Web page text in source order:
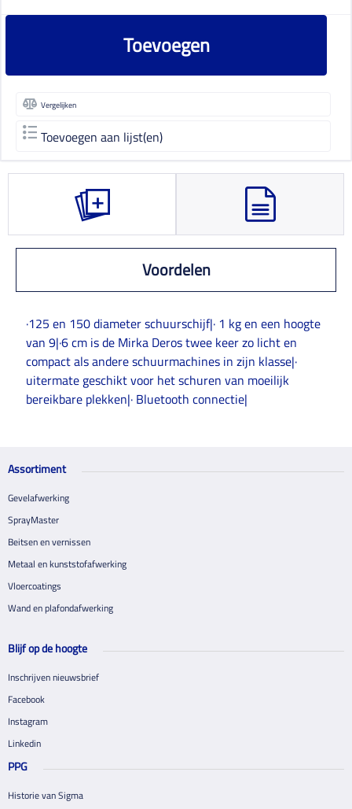
Toevoegen
Vergelijken
Toevoegen aan lijst(en)
Voordelen
·125 en 150 diameter schuurschijf|· 1 kg en een hoogte
van 9|·6 cm is de Mirka Deros twee keer zo licht en
compact als andere schuurmachines in zijn klasse|·
uitermate geschikt voor het schuren van moeilijk
bereikbare plekken|· Bluetooth connectie|
Assortiment
Gevelafwerking
SprayMaster
Beitsen en vernissen
Metaal en kunststofafwerking
Vloercoatings
Wand en plafondafwerking
Blijf op de hoogte
Inschrijven nieuwsbrief
Facebook
Instagram
Linkedin
PPG
Historie van Sigma